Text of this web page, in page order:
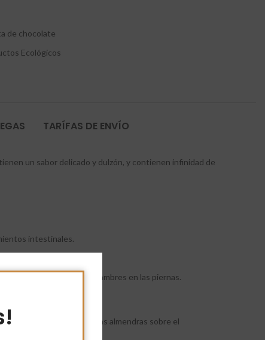
de chocolate
Ecológicos
TARÍFAS DE ENVÍO
un sabor delicado y dulzón, y contienen infinidad de
intestinales.
y también evita los calambres en las piernas.
beneficiosos de las almendras sobre el